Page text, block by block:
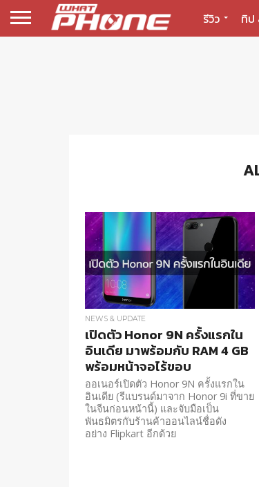
รีวิว ทิป
NEWS & UPDATE
เปิดตัว Honor 9N ครั้งแรกใน
อินเดีย มาพร้อมกับ RAM 4 GB
พร้อมหน้าจอไร้ขอบ
ออเนอร์เปิดตัว Honor 9N ครั้งแรกใน
อินเดีย (รีแบรนด์มาจาก Honor 9i ที่ขาย
ในจีนก่อนหน้านี้) และจับมือเป็น
พันธมิตรกับร้านค้าออนไลน์ชื่อดัง
อย่าง Flipkart อีกด้วย